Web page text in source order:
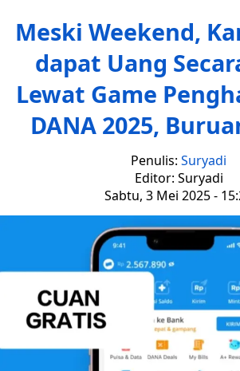
Meski Weekend,
dapat Uang
Lewat Game
DANA 2025,
Penulis: Suryadi
Editor: Suryadi
Sabtu, 3 Mei 2025 -